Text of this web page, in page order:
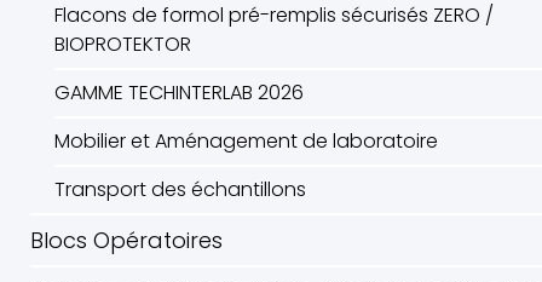
Flacons de formol pré-remplis sécurisés ZERO /
BIOPROTEKTOR
GAMME TECHINTERLAB 2026
Mobilier et Aménagement de laboratoire
Transport des échantillons
Blocs Opératoires